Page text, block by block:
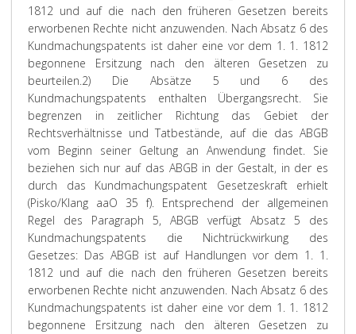
1812 und auf die nach den früheren Gesetzen bereits
erworbenen Rechte nicht anzuwenden. Nach Absatz 6 des
Kundmachungspatents ist daher eine vor dem 1. 1. 1812
begonnene Ersitzung nach den älteren Gesetzen zu
beurteilen.2) Die Absätze 5 und 6 des
Kundmachungspatents enthalten Übergangsrecht. Sie
begrenzen in zeitlicher Richtung das Gebiet der
Rechtsverhältnisse und Tatbestände, auf die das ABGB
vom Beginn seiner Geltung an Anwendung findet. Sie
beziehen sich nur auf das ABGB in der Gestalt, in der es
durch das Kundmachungspatent Gesetzeskraft erhielt
(Pisko/Klang aaO 35 f). Entsprechend der allgemeinen
Regel des Paragraph 5, ABGB verfügt Absatz 5 des
Kundmachungspatents die Nichtrückwirkung des
Gesetzes: Das ABGB ist auf Handlungen vor dem 1. 1.
1812 und auf die nach den früheren Gesetzen bereits
erworbenen Rechte nicht anzuwenden. Nach Absatz 6 des
Kundmachungspatents ist daher eine vor dem 1. 1. 1812
begonnene Ersitzung nach den älteren Gesetzen zu